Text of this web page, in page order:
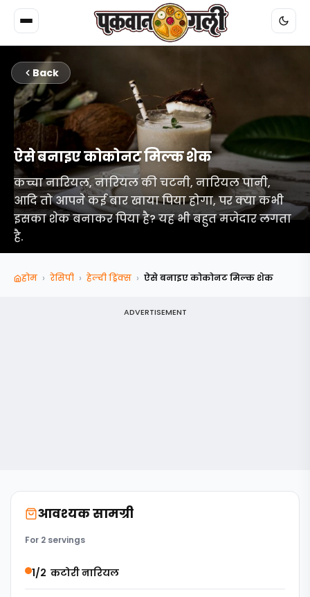
Back
ऐसे बनाइए कोकोनट मिल्क शेक
कच्चा नारियल, नारियल की चटनी, नारियल पानी,
आदि तो आपने कई बार खाया पिया होगा, पर क्या कभी
इसका शेक बनाकर पिया है? यह भी बहुत मजेदार लगता
है.
होम › रेसिपी › हेल्दी ड्रिंक्स › ऐसे बनाइए कोकोनट मिल्क शेक
ADVERTISEMENT
आवश्यक सामग्री
For 2 servings
1/2 कटोरी नारियल